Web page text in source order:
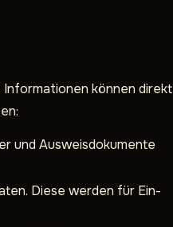
können direkt
und Ausweisdokumente
Diese werden für Ein-